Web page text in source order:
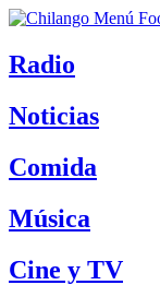
Radio
Noticias
Comida
Música
Cine y TV